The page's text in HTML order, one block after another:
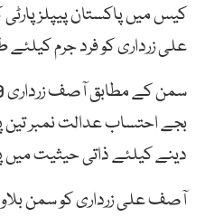
کیس میں پاکستان
علی زرداری کو فرد جرم
بجے احتساب عدالت نمبر
دینے کیلئے ذاتی حیثیت میں
آصف علی زرداری کو سمن